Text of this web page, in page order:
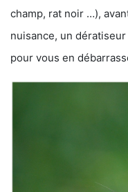
champ, rat noir …),
nuisance, un
pour vous en